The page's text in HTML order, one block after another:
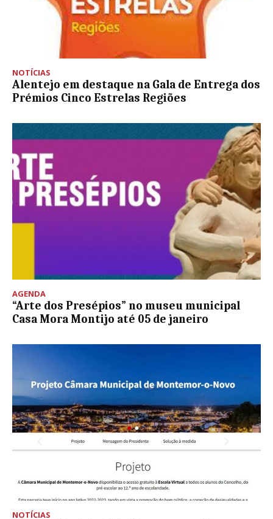
NOTÍCIAS
Alentejo em destaque na Gala de Entrega dos
Prémios Cinco Estrelas Regiões
AGENDA
“Arte dos Presépios” no museu municipal
Casa Mora Montijo até 05 de janeiro
NOTÍCIAS